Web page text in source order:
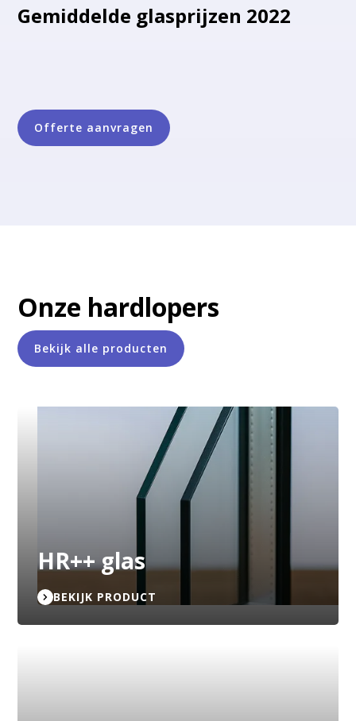
Gemiddelde glasprijzen 2022
Offerte aanvragen
Onze hardlopers
Bekijk alle producten
HR++ glas
BEKIJK PRODUCT